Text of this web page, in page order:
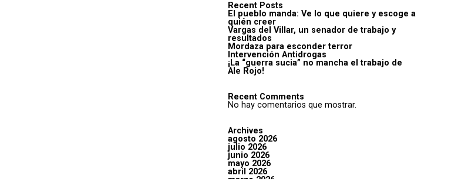
Recent Posts
El pueblo manda: Ve lo que quiere y escoge a
quién creer
Vargas del Villar, un senador de trabajo y
resultados
Mordaza para esconder terror
Intervención Antidrogas
¡La “guerra sucia” no mancha el trabajo de
Ale Rojo!
Recent Comments
No hay comentarios que mostrar.
Archives
agosto 2026
julio 2026
junio 2026
mayo 2026
abril 2026